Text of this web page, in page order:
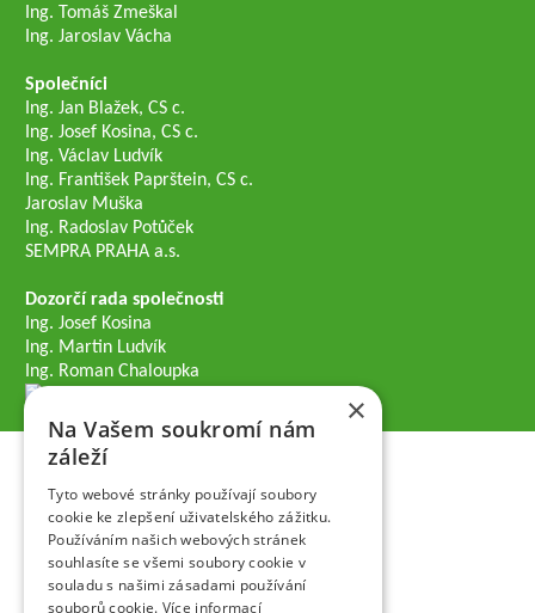
Ing. Tomáš Zmeškal
Ing. Jaroslav Vácha
Společníci
Ing. Jan Blažek, CS c.
Ing. Josef Kosina, CS c.
Ing. Václav Ludvík
Ing. František Paprštein, CS c.
Jaroslav Muška
Ing. Radoslav Potůček
SEMPRA PRAHA a.s.
Dozorčí rada společnosti
Ing. Josef Kosina
Ing. Martin Ludvík
Ing. Roman Chaloupka
×
Na Vašem soukromí nám
záleží
Tyto webové stránky používají soubory
cookie ke zlepšení uživatelského zážitku.
Používáním našich webových stránek
souhlasíte se všemi soubory cookie v
souladu s našimi zásadami používání
souborů cookie. Více informací